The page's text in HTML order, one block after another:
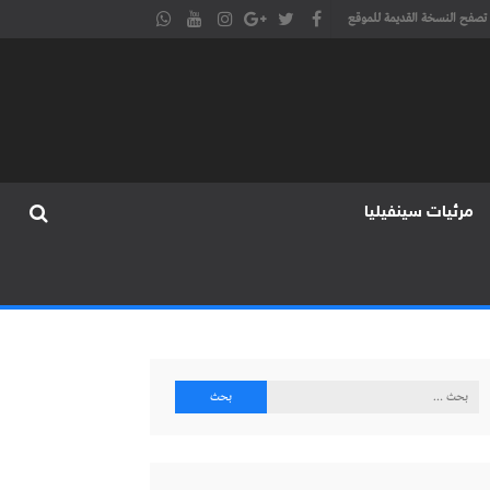
تصفح النسخة القديمة للموقع
مرئيات سينفيليا
البحث